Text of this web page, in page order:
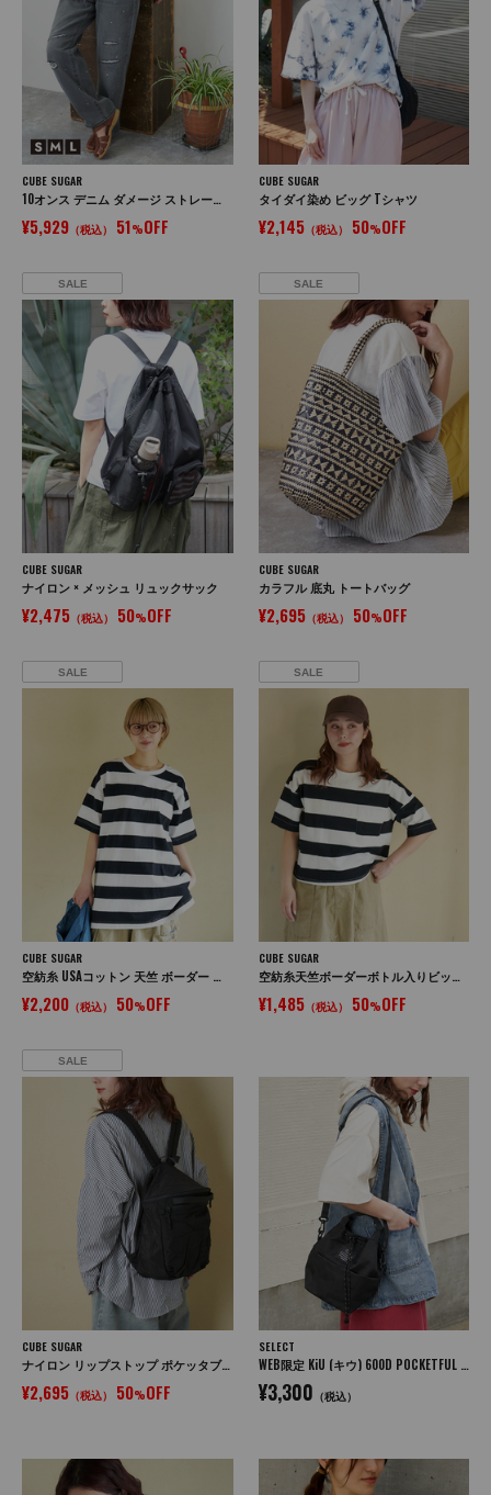
CUBE SUGAR
10オンス デニム ダメージ ストレート パンツ
¥5,929 （税込） 51%OFF
CUBE SUGAR
タイダイ染め ビッグ Tシャツ
¥2,145（税込） 50%OFF
SALE
CUBE SUGAR
ナイロン × メッシュ リュックサック
¥2,475 （税込） 50%OFF
SALE
CUBE SUGAR
カラフル 底丸 トートバッグ
¥2,695（税込） 50%OFF
SALE
CUBE SUGAR
空紡糸 USAコットン 天竺 ボーダー ボトル入り 脇スリット チュニック ボトルTee
¥2,200 （税込） 50%OFF
SALE
CUBE SUGAR
空紡糸天竺ボーダーボトル入りビッグTシャツ
¥1,485（税込） 50%OFF
SALE
CUBE SUGAR
ナイロン リップストップ ポケッタブル リュック
¥2,695 （税込） 50%OFF
SELECT
WEB限定 KiU (キウ) 600D POCKETFUL MINI BAG ポケッタフルミニバッグ
¥3,300 （税込）